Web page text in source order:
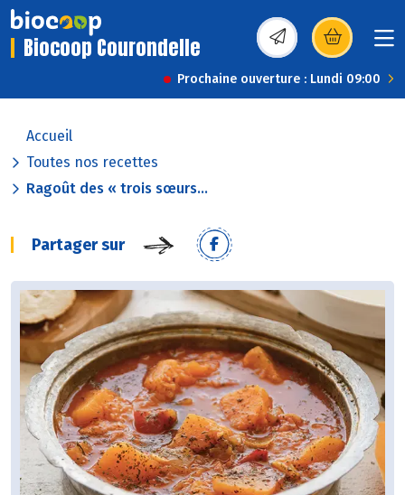
Biocoop Courondelle (s’ouvre dans une
Prochaine ouverture : Lundi 09:00
Accueil
Toutes nos recettes
Ragoût des « trois sœurs...
Partager sur